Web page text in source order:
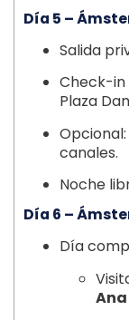
Día 5 –
Salida
Check-in
Plaza
canales.
Noche
Día 6 –
Día